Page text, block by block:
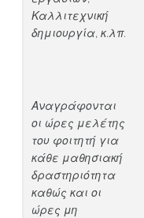
Καλλιτεχνική
δημιουργία, κ.λπ.
Αναγράφονται
οι ώρες μελέτης
του φοιτητή για
κάθε μαθησιακή
δραστηριότητα
καθώς και οι
ώρες μη